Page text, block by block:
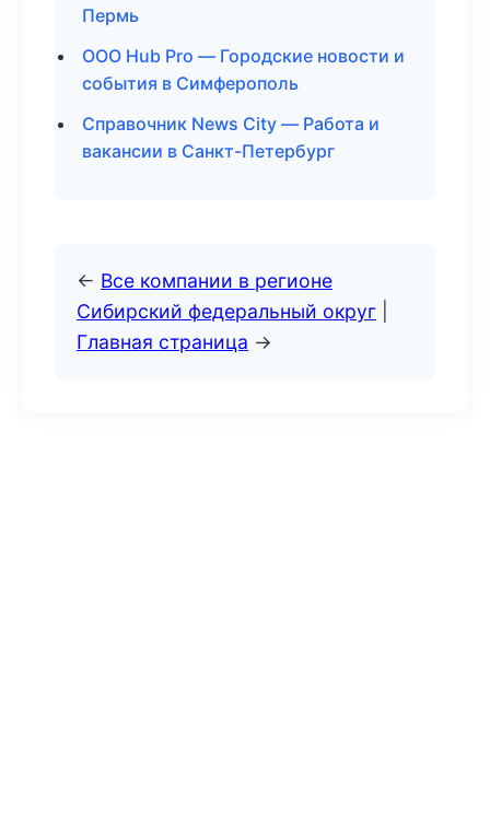
Пермь
ООО Hub Pro — Городские новости и
события в Симферополь
Справочник News City — Работа и
вакансии в Санкт-Петербург
← Все компании в регионе
Сибирский федеральный округ
Главная страница →